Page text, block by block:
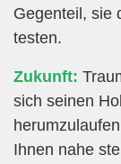
Gegenteil, sie
testen.
Zukunft:
sich seinen
Ihnen nahe